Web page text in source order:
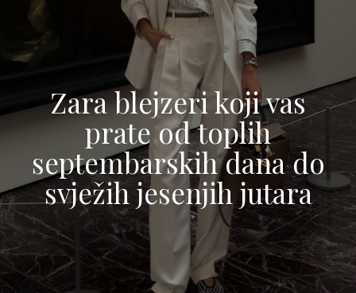
Zara blejzeri koji vas
prate od toplih
septembarskih dana do
svježih jesenjih jutara